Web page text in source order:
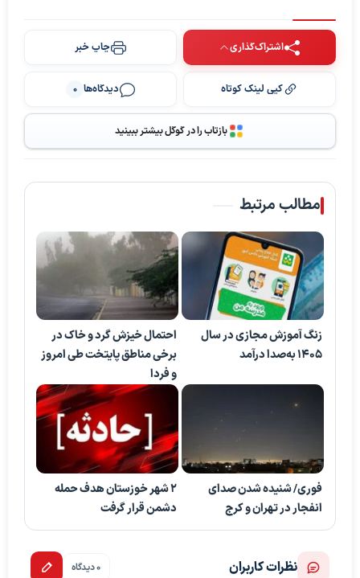
اشتراک‌گذاری چاپ خبر
کپی لینک کوتاه دیدگاه‌ها 0
بازتاب را در گوگل بیشتر ببینید
مطالب مرتبط
زنگ آموزش مجازی در سال
۱۴۰۵ به‌صدا درآمد
احتمال خیزش گرد و خاک در
برخی مناطق پایتخت طی امروز
و فردا
فوری/ شنیده شدن صدای
انفجار در تهران و کرج
2 شهر خوزستان هدف حمله
دشمن قرار گرفت
نظرات کاربران 0 دیدگاه